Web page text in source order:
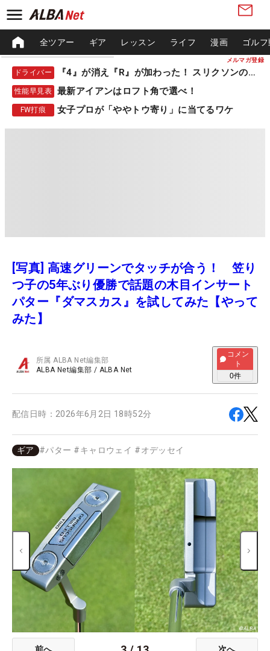
メルマガ登録
全ツアー ギア レッスン ライフ 漫画 ゴル
ドライバー 『4』が消え『R』が加わった！ スリクソンの新作
性能早見表 最新アイアンはロフト角で選べ！
FW打痕 女子プロが「ややトウ寄り」に当てるワケ
[写真] 高速グリーンでタッチが合う！ 笠り
つ子の5年ぶり優勝で話題の木目インサート
パター『ダマスカス』を試してみた【やって
みた】
所属ALBA Net編集部
ALBA Net編集部 / ALBA Net
コメン
ト
0件
配信日時： 2026年6月2日 18時52分
ギア #パター #キャロウェイ #オデッセイ